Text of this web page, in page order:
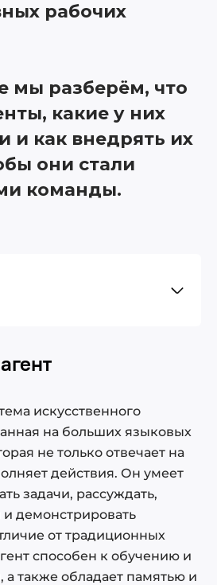
рабочих
мы разберём, что
какие у них
и как внедрять их
они стали
команды.
в бизнесе
бизнес к внедрению
собственных ИИ-
искусственного
на больших языковых
не только отвечает на
действия. Он умеет
задачи, рассуждать,
демонстрировать
от традиционных
способен к обучению и
также обладает памятью и